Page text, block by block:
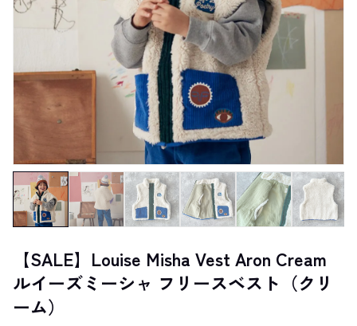
【SALE】Louise Misha Vest Aron Cream
ルイーズミーシャ フリースベスト（クリ
ーム）